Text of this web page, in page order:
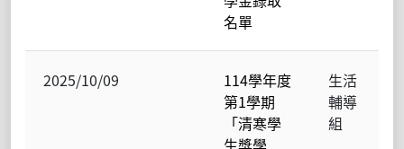
名單
2025/10/09
114學年度
第1學期
「清寒學
生獎學
生活
輔導
組